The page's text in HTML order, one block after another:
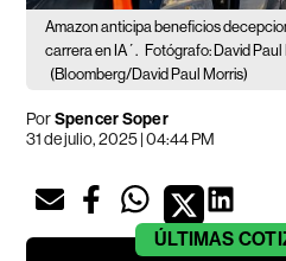
Amazon anticipa beneficios
carrera en IA´. Fotógrafo: David
(Bloomberg/David Paul Morris)
PorSpencer Soper
31 de julio, 2025 | 04:44 PM
ÚLTIMAS